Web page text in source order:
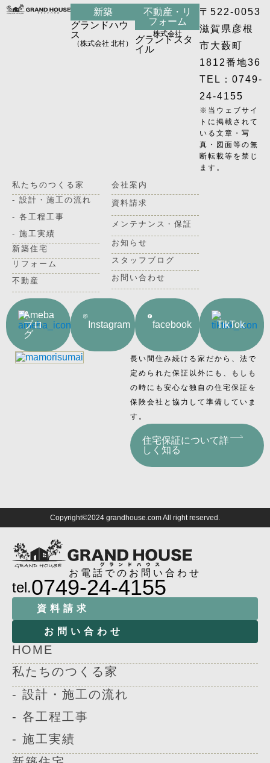
新築
グランドハウ
ス
（株式会社 北村）
不動産・リ
フォーム
株式会社
グランドスタ
イル
〒522-0053
滋賀県彦根
市大藪町
1812番地36
TEL：0749-
24-4155
※当ウェブサイ
トに掲載されて
いる文章・写
真・図面等の無
断転載等を禁じ
ます。
私たちのつくる家
- 設計・施工の流れ
- 各工程工事
- 施工実績
新築住宅
リフォーム
不動産
会社案内
資料請求
メンテナンス・保証
お知らせ
スタッフブログ
お問い合わせ
Ameba
ブロ
グ
Instagram facebook TikTok
長い間住み続ける家だから、法で
定められた保証以外にも、もしも
の時にも安心な独自の住宅保証を
保険会社と協力して準備していま
す。
住宅保証について詳
しく知る
Copyright©2024 grandhouse.com All right reserved.
お電話でのお問い合わせ
tel.0749-24-4155
資料請求
お問い合わせ
HOME
私たちのつくる家
- 設計・施工の流れ
- 各工程工事
- 施工実績